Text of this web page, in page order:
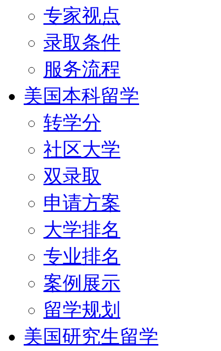
专家视点
录取条件
服务流程
美国本科留学
转学分
社区大学
双录取
申请方案
大学排名
专业排名
案例展示
留学规划
美国研究生留学